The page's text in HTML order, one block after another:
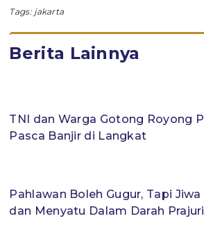
Tags: jakarta
Berita Lainnya
TNI dan Warga Gotong Royong
Pasca Banjir di Langkat
Pahlawan Boleh Gugur, Tapi
dan Menyatu Dalam Darah